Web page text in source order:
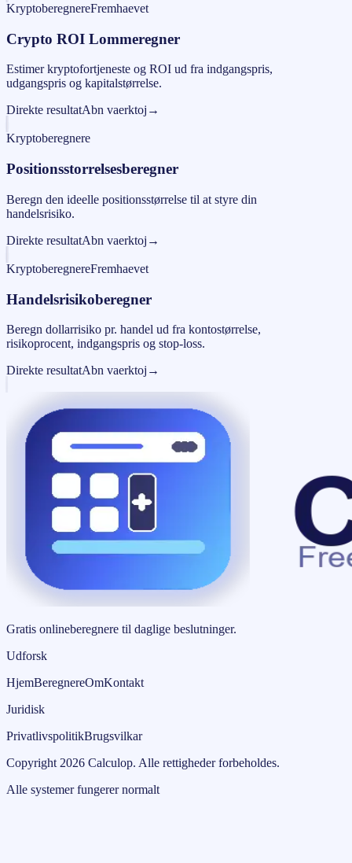
KryptoberegnereFremhaevet
Crypto ROI Lommeregner
Estimer kryptofortjeneste og ROI ud fra indgangspris,
udgangspris og kapitalstørrelse.
Direkte resultatAbn vaerktoj →
Kryptoberegnere
Positionsstorrelsesberegner
Beregn den ideelle positionsstørrelse til at styre din
handelsrisiko.
Direkte resultatAbn vaerktoj →
KryptoberegnereFremhaevet
Handelsrisikoberegner
Beregn dollarrisiko pr. handel ud fra kontostørrelse,
risikoprocent, indgangspris og stop-loss.
Direkte resultatAbn vaerktoj →
Gratis onlineberegnere til daglige beslutninger.
Udforsk
HjemBeregnereOmKontakt
Juridisk
PrivatlivspolitikBrugsvilkar
Copyright 2026 Calculop. Alle rettigheder forbeholdes.
Alle systemer fungerer normalt